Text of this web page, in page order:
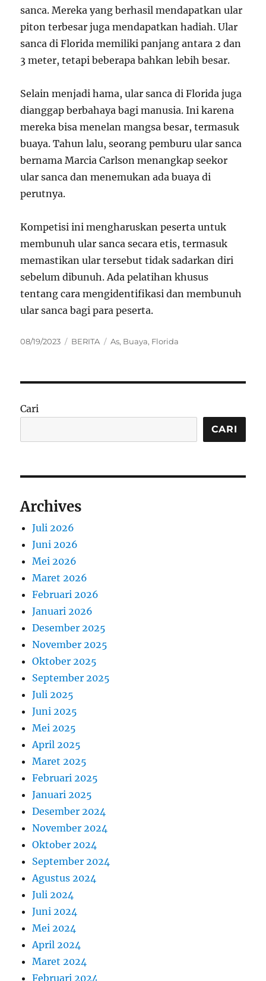
sanca. Mereka yang berhasil mendapatkan ular
piton terbesar juga mendapatkan hadiah. Ular
sanca di Florida memiliki panjang antara 2 dan
3 meter, tetapi beberapa bahkan lebih besar.
Selain menjadi hama, ular sanca di Florida juga
dianggap berbahaya bagi manusia. Ini karena
mereka bisa menelan mangsa besar, termasuk
buaya. Tahun lalu, seorang pemburu ular sanca
bernama Marcia Carlson menangkap seekor
ular sanca dan menemukan ada buaya di
perutnya.
Kompetisi ini mengharuskan peserta untuk
membunuh ular sanca secara etis, termasuk
memastikan ular tersebut tidak sadarkan diri
sebelum dibunuh. Ada pelatihan khusus
tentang cara mengidentifikasi dan membunuh
ular sanca bagi para peserta.
Posted
08/19/2023 Categories
BERITA Tags
As, Buaya, Florida
Cari
CARI
Archives
Juli 2026
Juni 2026
Mei 2026
Maret 2026
Februari 2026
Januari 2026
Desember 2025
November 2025
Oktober 2025
September 2025
Juli 2025
Juni 2025
Mei 2025
April 2025
Maret 2025
Februari 2025
Januari 2025
Desember 2024
November 2024
Oktober 2024
September 2024
Agustus 2024
Juli 2024
Juni 2024
Mei 2024
April 2024
Maret 2024
Februari 2024